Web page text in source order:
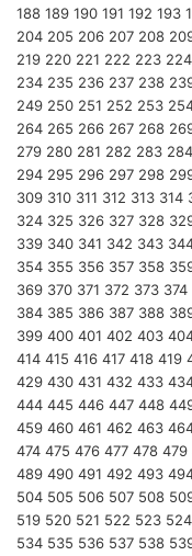
188 189 190 191 192 193
204 205 206 207 208
219 220 221 222 223 224
234 235 236 237 238
249 250 251 252 253
264 265 266 267 268
279 280 281 282 283 284
294 295 296 297 298
309 310 311 312 313 314
324 325 326 327 328
339 340 341 342 343
354 355 356 357 358
369 370 371 372 373 374
384 385 386 387 388
399 400 401 402 403
414 415 416 417 418 419
429 430 431 432 433
444 445 446 447 448
459 460 461 462 463
474 475 476 477 478 479
489 490 491 492 493
504 505 506 507 508
519 520 521 522 523 524
534 535 536 537 538